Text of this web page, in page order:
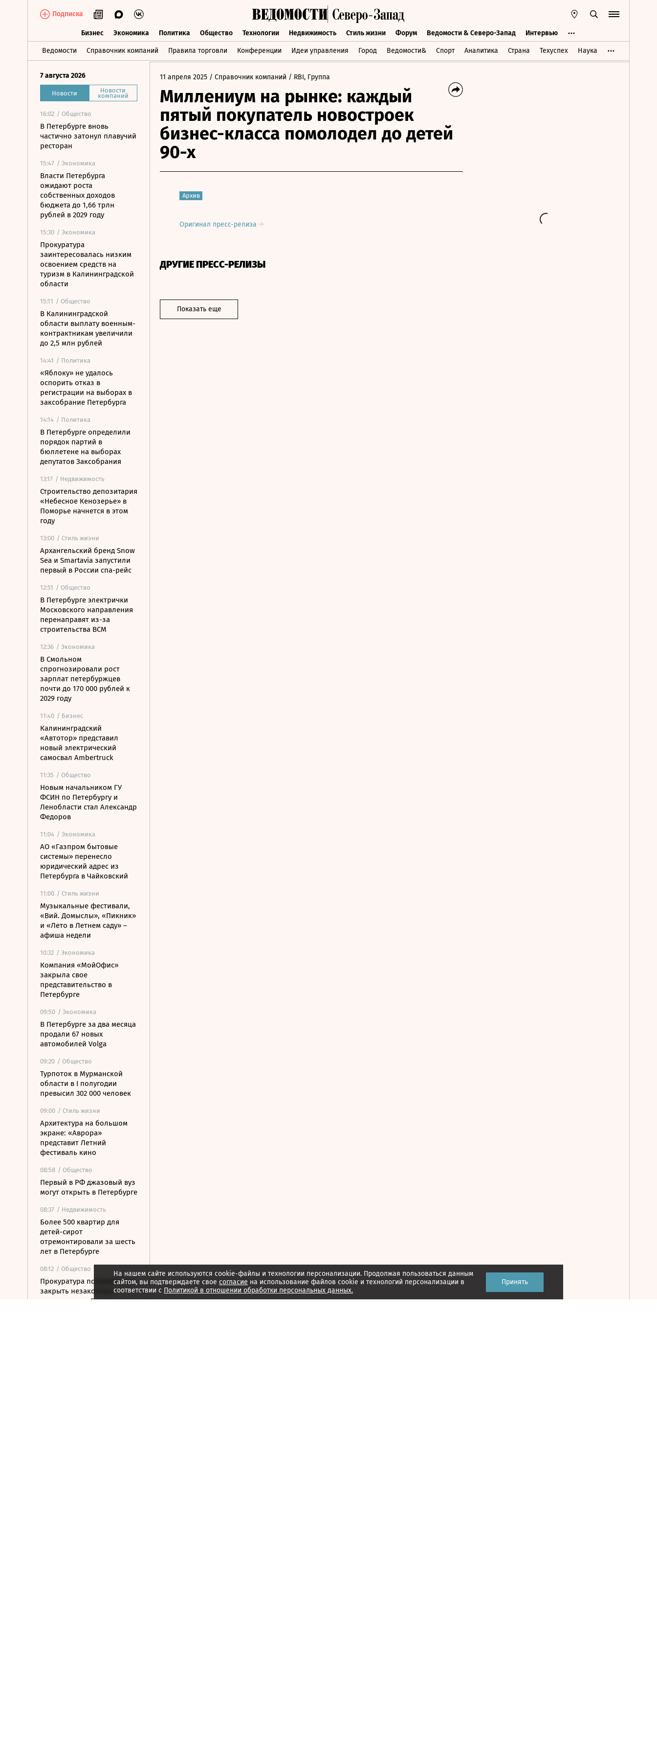
Подписка
Бизнес Экономика Политика Общество Технологии Недвижимость Стиль жизни Форум Ведомости & Северо-Запад Интервью
Ведомости Справочник компаний Правила торговли Конференции Идеи управления Город Ведомости& Спорт Аналитика Страна Техуспех Наука
Бизнес Экономика Политика Общество Технологии Недвижимость Стиль жизни Форум Ведомости & Северо-Запад Интервью
7 августа 2026
Новости Новости
компаний
16:02 / Общество
В Петербурге вновь
частично затонул плавучий
ресторан
15:47 / Экономика
Власти Петербурга
ожидают роста
собственных доходов
бюджета до 1,66 трлн
рублей в 2029 году
15:30 / Экономика
Прокуратура
заинтересовалась низким
освоением средств на
туризм в Калининградской
области
15:11 / Общество
В Калининградской
области выплату военным-
контрактникам увеличили
до 2,5 млн рублей
14:41 / Политика
«Яблоку» не удалось
оспорить отказ в
регистрации на выборах в
заксобрание Петербурга
14:14 / Политика
В Петербурге определили
порядок партий в
бюллетене на выборах
депутатов Заксобрания
13:17 / Недвижимость
Строительство депозитария
«Небесное Кенозерье» в
Поморье начнется в этом
году
13:00 / Стиль жизни
Архангельский бренд Snow
Sea и Smartavia запустили
первый в России спа-рейс
12:51 / Общество
В Петербурге электрички
Московского направления
перенаправят из-за
строительства ВСМ
12:36 / Экономика
В Смольном
спрогнозировали рост
зарплат петербуржцев
почти до 170 000 рублей к
2029 году
11:40 / Бизнес
Калининградский
«Автотор» представил
новый электрический
самосвал Ambertruck
11:35 / Общество
Новым начальником ГУ
ФСИН по Петербургу и
Ленобласти стал Александр
Федоров
11:04 / Экономика
АО «Газпром бытовые
системы» перенесло
юридический адрес из
Петербурга в Чайковский
11:00 / Стиль жизни
Музыкальные фестивали,
«Вий. Домыслы», «Пикник»
и «Лето в Летнем саду» –
афиша недели
10:32 / Экономика
Компания «МойОфис»
закрыла свое
представительство в
Петербурге
09:50 / Экономика
В Петербурге за два месяца
продали 67 новых
автомобилей Volga
09:20 / Общество
Турпоток в Мурманской
области в I полугодии
превысил 302 000 человек
09:00 / Стиль жизни
Архитектура на большом
экране: «Аврора»
представит Летний
фестиваль кино
08:58 / Общество
Первый в РФ джазовый вуз
могут открыть в Петербурге
08:37 / Недвижимость
Более 500 квартир для
детей-сирот
отремонтировали за шесть
лет в Петербурге
08:12 / Общество
Прокуратура потребовала
закрыть незаконные
пансионаты в Стрельне
11 апреля 2025 / Справочник компаний / RBI, Группа
Миллениум на рынке: каждый
пятый покупатель новостроек
бизнес-класса помолодел до детей
90-х
Архив
Оригинал пресс-релиза
ДРУГИЕ ПРЕСС-РЕЛИЗЫ
Показать еще
На нашем сайте используются cookie-файлы и технологии персонализации. Продолжая пользоваться данным
сайтом, вы подтверждаете свое согласие на использование файлов cookie и технологий персонализации в
соответствии с Политикой в отношении обработки персональных данных.
Принять